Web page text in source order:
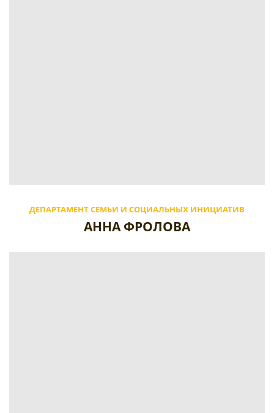
ДЕПАРТАМЕНТ СЕМЬИ И СОЦИАЛЬНЫХ ИНИЦИАТИВ
АННА ФРОЛОВА